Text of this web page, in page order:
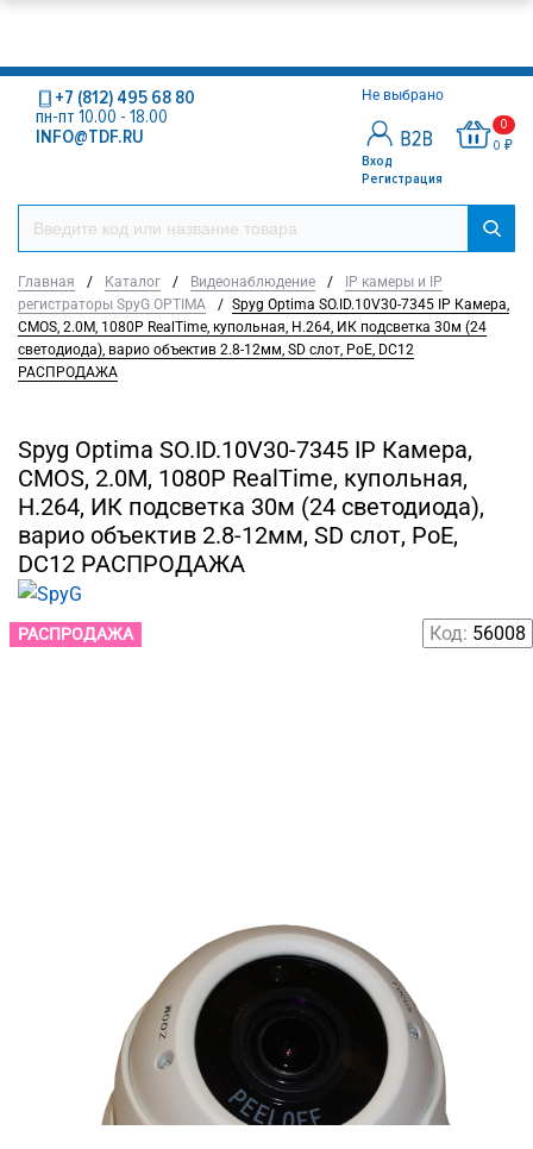
Не выбрано
Вход
Регистрация
0
0 ₽
+7 (812) 495 68 80
пн-пт 10.00 - 18.00
INFO@TDF.RU
Главная / Каталог / Видеонаблюдение /
IP камеры и IP
регистраторы SpyG OPTIMA
/ Spyg Optima SO.ID.10V30-7345 IP Камера,
CMOS, 2.0M, 1080P RealTime, купольная, H.264, ИК подсветка 30м (24
светодиода), варио объектив 2.8-12мм, SD слот, PoE, DC12
РАСПРОДАЖА
Spyg Optima SO.ID.10V30-7345 IP Камера,
CMOS, 2.0M, 1080P RealTime, купольная,
H.264, ИК подсветка 30м (24 светодиода),
варио объектив 2.8-12мм, SD слот, PoE,
DC12 РАСПРОДАЖА
РАСПРОДАЖА Код: 56008